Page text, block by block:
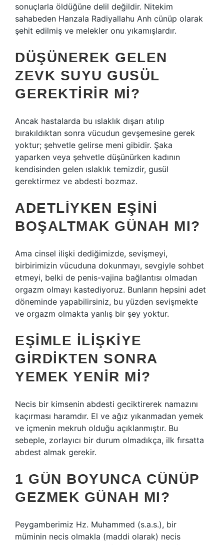
sonuçlarla öldüğüne delil değildir. Nitekim
sahabeden Hanzala Radiyallahu Anh cünüp olarak
şehit edilmiş ve melekler onu yıkamışlardır.
DÜŞÜNEREK GELEN
ZEVK SUYU GUSÜL
GEREKTIRIR MI?
Ancak hastalarda bu ıslaklık dışarı atılıp
bırakıldıktan sonra vücudun gevşemesine gerek
yoktur; şehvetle gelirse meni gibidir. Şaka
yaparken veya şehvetle düşünürken kadının
kendisinden gelen ıslaklık temizdir, gusül
gerektirmez ve abdesti bozmaz.
ADETLIYKEN EŞINI
BOŞALTMAK GÜNAH MI?
Ama cinsel ilişki dediğimizde, sevişmeyi,
birbirimizin vücuduna dokunmayı, sevgiyle sohbet
etmeyi, belki de penis-vajina bağlantısı olmadan
orgazm olmayı kastediyoruz. Bunların hepsini adet
döneminde yapabilirsiniz, bu yüzden sevişmekte
ve orgazm olmakta yanlış bir şey yoktur.
EŞIMLE ILIŞKIYE
GIRDIKTEN SONRA
YEMEK YENIR MI?
Necis bir kimsenin abdesti geciktirerek namazını
kaçırması haramdır. El ve ağız yıkanmadan yemek
ve içmenin mekruh olduğu açıklanmıştır. Bu
sebeple, zorlayıcı bir durum olmadıkça, ilk fırsatta
abdest almak gerekir.
1 GÜN BOYUNCA CÜNÜP
GEZMEK GÜNAH MI?
Peygamberimiz Hz. Muhammed (s.a.s.), bir
müminin necis olmakla (maddi olarak) necis